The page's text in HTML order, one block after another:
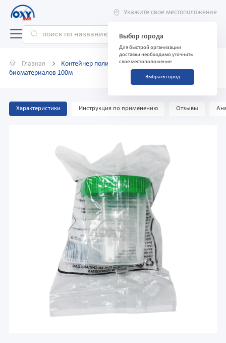
Укажите свое местоположение
Выбор города
Для быстрой организации
доставки необходимо уточнить
свое местоположение
Выбрать город
Главная
Контейнер полимерный для сбора и хранения
биоматериалов 100м
Характеристики Инструкция по применению Отзывы